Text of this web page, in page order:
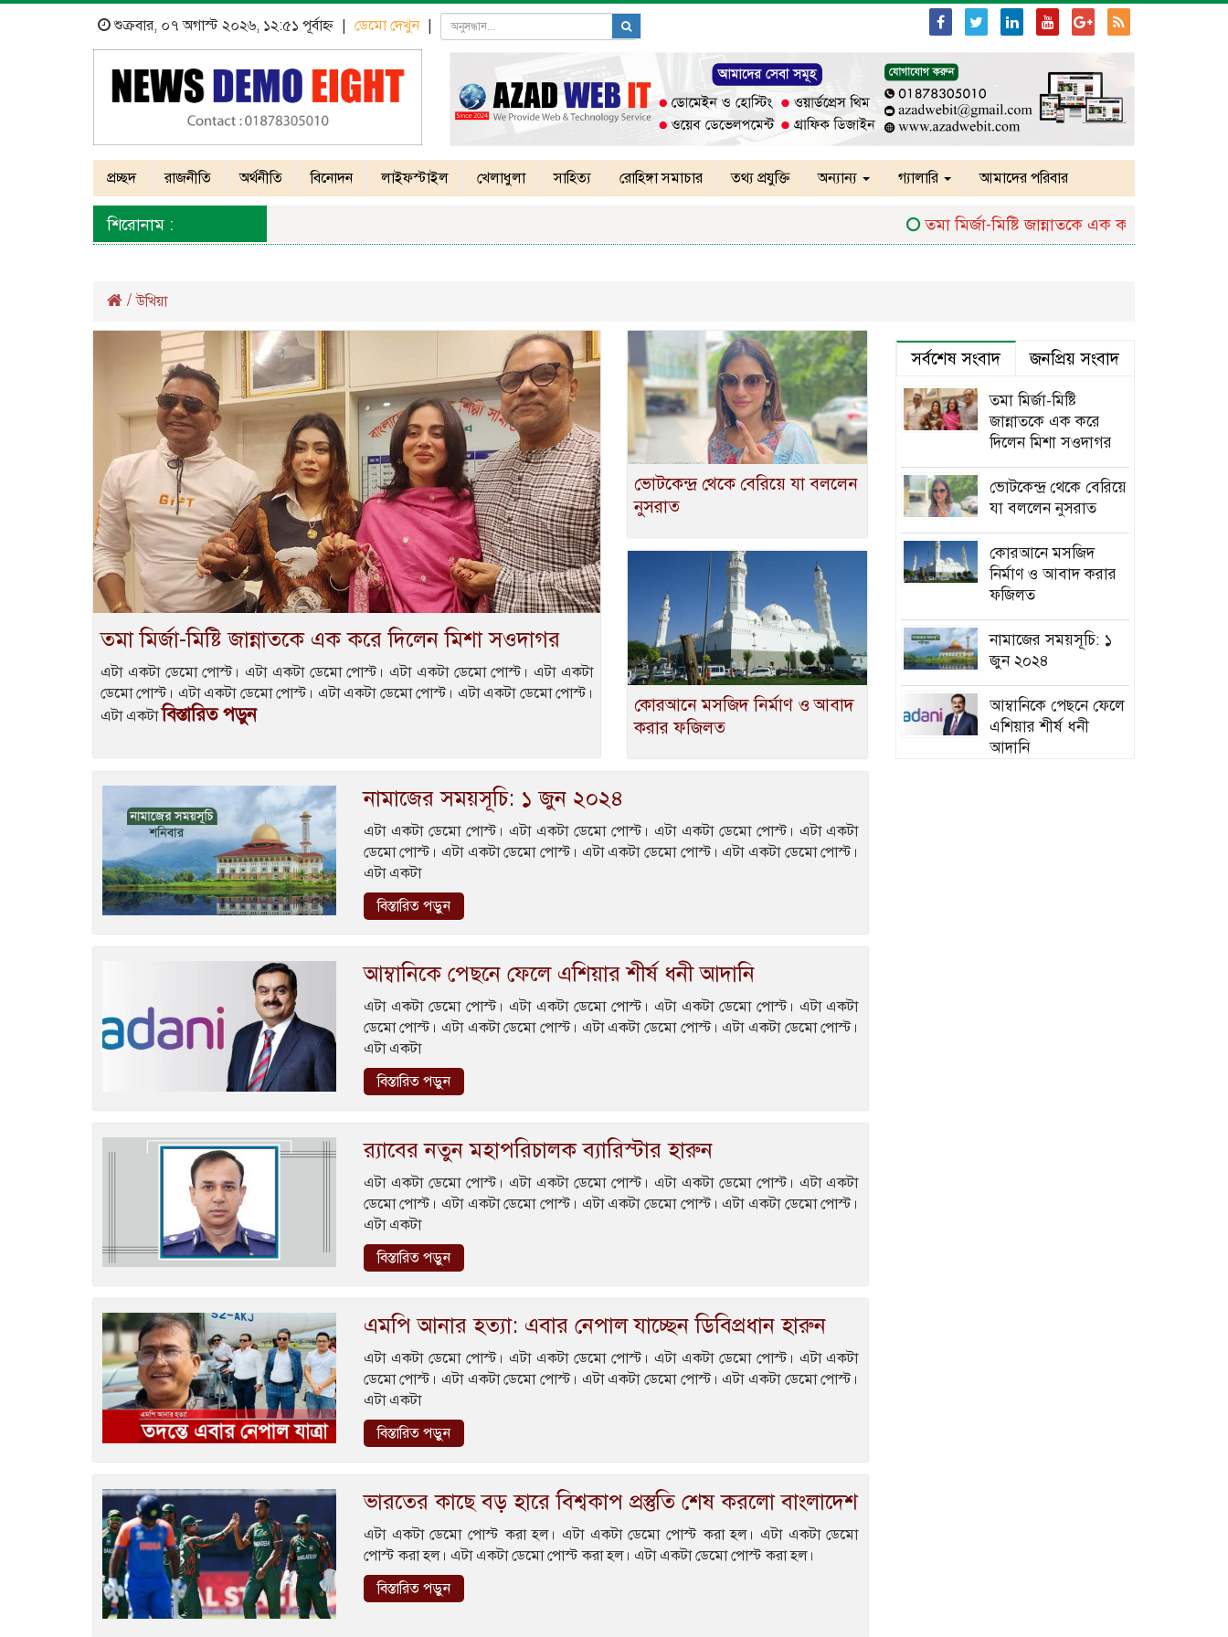
শুক্রবার, ০৭ অগাস্ট ২০২৬, ১২:৫১ পূর্বাহ্ন | ডেমো দেখুন |
প্রচ্ছদ রাজনীতি অর্থনীতি বিনোদন লাইফস্টাইল খেলাধুলা সাহিত্য রোহিঙ্গা সমাচার তথ্য প্রযুক্তি অন্যান্য গ্যালারি আমাদের পরিবার
শিরোনাম : তমা মির্জা-মিষ্টি জান্নাতকে এক করে দিলেন মিশা
/উখিয়া
তমা মির্জা-মিষ্টি জান্নাতকে এক করে দিলেন মিশা সওদাগর
এটা একটা ডেমো পোস্ট। এটা একটা ডেমো পোস্ট। এটা একটা ডেমো পোস্ট। এটা একটা
ডেমো পোস্ট। এটা একটা ডেমো পোস্ট। এটা একটা ডেমো পোস্ট। এটা একটা ডেমো পোস্ট।
এটা একটাবিস্তারিত পড়ুন
ভোটকেন্দ্র থেকে বেরিয়ে যা বললেন
নুসরাত
কোরআনে মসজিদ নির্মাণ ও আবাদ
করার ফজিলত
নামাজের সময়সূচি: ১ জুন ২০২৪
এটা একটা ডেমো পোস্ট। এটা একটা ডেমো পোস্ট। এটা একটা ডেমো পোস্ট। এটা একটা
ডেমো পোস্ট। এটা একটা ডেমো পোস্ট। এটা একটা ডেমো পোস্ট। এটা একটা ডেমো পোস্ট।
এটা একটা
বিস্তারিত পড়ুন
আম্বানিকে পেছনে ফেলে এশিয়ার শীর্ষ ধনী আদানি
এটা একটা ডেমো পোস্ট। এটা একটা ডেমো পোস্ট। এটা একটা ডেমো পোস্ট। এটা একটা
ডেমো পোস্ট। এটা একটা ডেমো পোস্ট। এটা একটা ডেমো পোস্ট। এটা একটা ডেমো পোস্ট।
এটা একটা
বিস্তারিত পড়ুন
র‍্যাবের নতুন মহাপরিচালক ব্যারিস্টার হারুন
এটা একটা ডেমো পোস্ট। এটা একটা ডেমো পোস্ট। এটা একটা ডেমো পোস্ট। এটা একটা
ডেমো পোস্ট। এটা একটা ডেমো পোস্ট। এটা একটা ডেমো পোস্ট। এটা একটা ডেমো পোস্ট।
এটা একটা
বিস্তারিত পড়ুন
এমপি আনার হত্যা: এবার নেপাল যাচ্ছেন ডিবিপ্রধান হারুন
এটা একটা ডেমো পোস্ট। এটা একটা ডেমো পোস্ট। এটা একটা ডেমো পোস্ট। এটা একটা
ডেমো পোস্ট। এটা একটা ডেমো পোস্ট। এটা একটা ডেমো পোস্ট। এটা একটা ডেমো পোস্ট।
এটা একটা
বিস্তারিত পড়ুন
ভারতের কাছে বড় হারে বিশ্বকাপ প্রস্তুতি শেষ করলো বাংলাদেশ
এটা একটা ডেমো পোস্ট করা হল। এটা একটা ডেমো পোস্ট করা হল। এটা একটা ডেমো
পোস্ট করা হল। এটা একটা ডেমো পোস্ট করা হল। এটা একটা ডেমো পোস্ট করা হল।
বিস্তারিত পড়ুন
সর্বশেষ সংবাদ জনপ্রিয় সংবাদ
তমা মির্জা-মিষ্টি
জান্নাতকে এক করে
দিলেন মিশা সওদাগর
ভোটকেন্দ্র থেকে বেরিয়ে
যা বললেন নুসরাত
কোরআনে মসজিদ
নির্মাণ ও আবাদ করার
ফজিলত
নামাজের সময়সূচি: ১
জুন ২০২৪
আম্বানিকে পেছনে ফেলে
এশিয়ার শীর্ষ ধনী
আদানি